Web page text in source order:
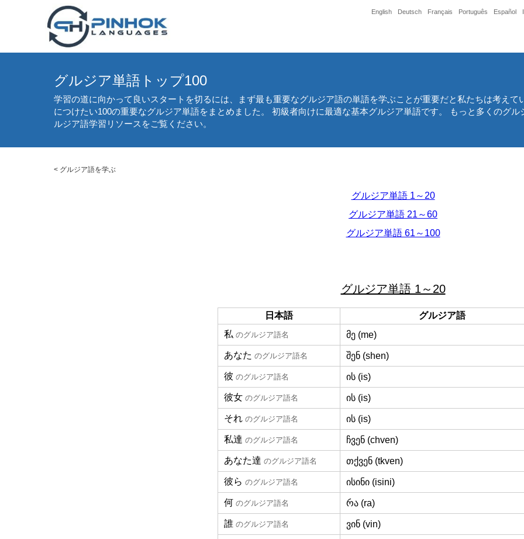
English Deutsch Français Português Español
グルジア単語トップ100
学習の道に向かって良いスタートを切るには、まず最も重要なグルジア語の単語を学ぶことが重要だと私たちは考え
につけたい100の重要なグルジア単語をまとめました。 初級者向けに最適な基本グルジア単語です。 もっと多くのグ
ルジア語学習リソースをご覧ください。
< グルジア語を学ぶ
グルジア単語 1～20
グルジア単語 21～60
グルジア単語 61～100
グルジア単語 1～20
日本語
グルジア語
私 のグルジア語名 მე (me)
あなた のグルジア語名 შენ (shen)
彼 のグルジア語名 ის (is)
彼女 のグルジア語名 ის (is)
それ のグルジア語名 ის (is)
私達 のグルジア語名 ჩვენ (chven)
あなた達 のグルジア語名 თქვენ (tkven)
彼ら のグルジア語名 ისინი (isini)
何 のグルジア語名 რა (ra)
誰 のグルジア語名 ვინ (vin)